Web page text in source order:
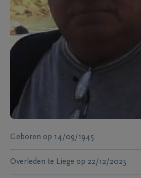
Geboren op 14/09/1945
Overleden te Liege op 22/12/2025